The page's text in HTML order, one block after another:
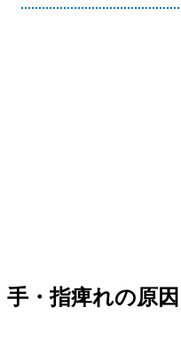
手・指痺れの原因